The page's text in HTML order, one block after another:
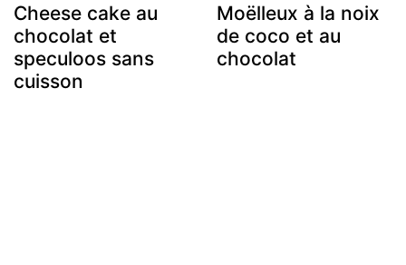
Cheese cake au
chocolat et
speculoos sans
cuisson
Moëlleux à la noix
de coco et au
chocolat